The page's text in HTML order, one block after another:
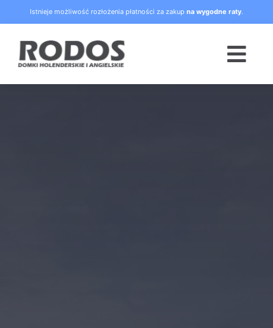
to
content
Istnieje możliwość rozłożenia płatności za zakup na wygodne raty.